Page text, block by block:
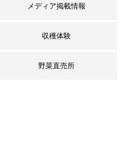
メディア掲載情報
収穫体験
野菜直売所